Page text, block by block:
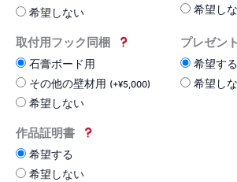
希望しない 希望し
取付用フック同梱
石膏ボード用
その他の壁材用 (+¥5,000)
希望しない
プレゼン
希望する
希望し
作品証明書
希望する
希望しない